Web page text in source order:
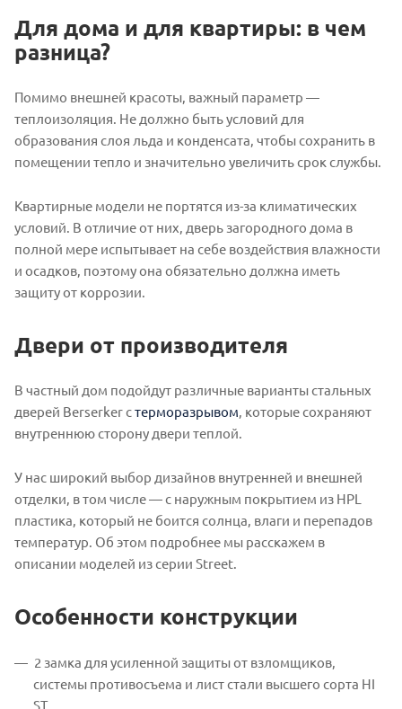
Для дома и для квартиры: в чем
разница?
Помимо внешней красоты, важный параметр —
теплоизоляция. Не должно быть условий для
образования слоя льда и конденсата, чтобы сохранить в
помещении тепло и значительно увеличить срок службы.
Квартирные модели не портятся из-за климатических
условий. В отличие от них, дверь загородного дома в
полной мере испытывает на себе воздействия влажности
и осадков, поэтому она обязательно должна иметь
защиту от коррозии.
Двери от производителя
В частный дом подойдут различные варианты стальных
дверей Berserker стерморазрывом, которые сохраняют
внутреннюю сторону двери теплой.
У нас широкий выбор дизайнов внутренней и внешней
отделки, в том числе — с наружным покрытием из HPL
пластика, который не боится солнца, влаги и перепадов
температур. Об этом подробнее мы расскажем в
описании моделей из серии Street.
Особенности конструкции
2 замка для усиленной защиты от взломщиков,
системы противосъема и лист стали высшего сорта HI
ST